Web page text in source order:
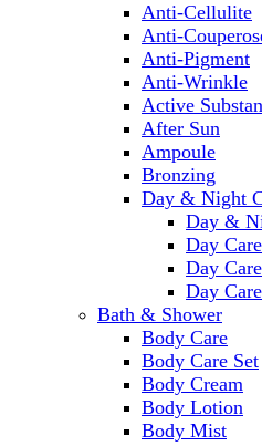
Anti-Cellulite
Anti-
Anti-Pigment
Anti-Wrinkle
Active
After Sun
Ampoule
Bronzing
Day & Night
Day &
Day Care
Day
Day
Bath & Shower
Body Care
Body Care Set
Body Cream
Body Lotion
Body Mist